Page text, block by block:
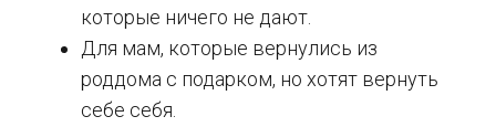
которые ничего не дают.
Для мам, которые вернулись из
роддома с подарком, но хотят вернуть
себе себя.